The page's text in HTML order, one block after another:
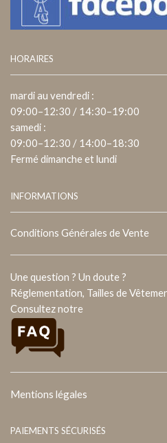
HORAIRES
mardi au vendredi :
09:00–12:30 / 14:30–19:00
samedi :
09:00–12:30 / 14:00–18:30
Fermé dimanche et lundi
INFORMATIONS
Conditions Générales de Vente
Une question ? Un doute ?
Réglementation, Tailles de
Consultez notre
Mentions légales
PAIEMENTS SÉCURISÉS